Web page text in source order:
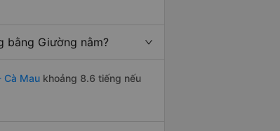
bằng Giường nằm?
Cà Mau khoảng 8.6 tiếng nếu